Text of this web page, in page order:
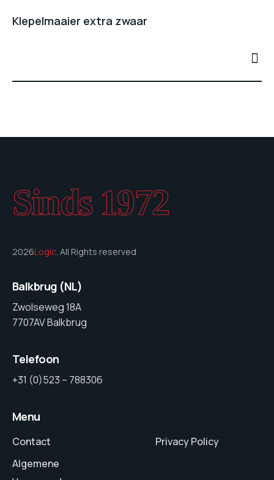
Klepelmaaier extra zwaar
Sinds 1972
2026Logic . All Rights reserved
Balkbrug (NL)
Zwolseweg 18A
7707AV Balkbrug
Telefoon
+31 (0)523 – 788306
Menu
Contact
Algemene
Privacy Policy